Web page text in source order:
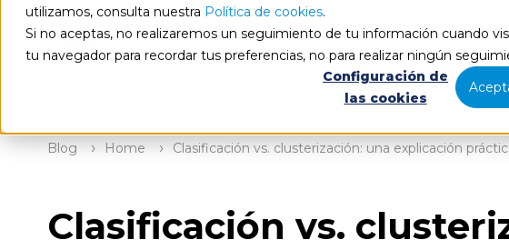
utilizamos, consulta nuestra Política de cookies.
Si no aceptas, no realizaremos un seguimiento de tu información cuando
tu navegador para recordar tus preferencias, no para realizar ningún
Configuración de
las cookies
Blog Home Clasificación vs. clusterización: una explicación
Clasificación vs.